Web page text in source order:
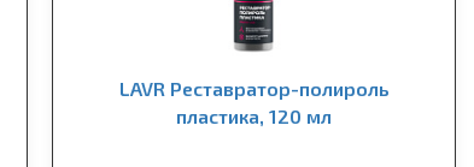
LAVR Реставратор-полироль
пластика, 120 мл